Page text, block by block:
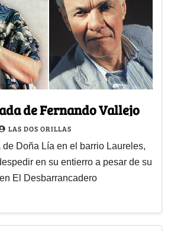
de Fernando Vallejo
LAS DOS ORILLAS
de Doña Lía en el barrio Laureles,
en su entierro a pesar de su
El Desbarrancadero